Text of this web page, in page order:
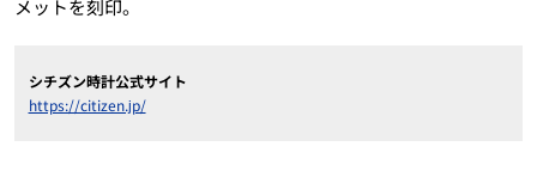
メットを刻印。
シチズン時計公式サイト
https://citizen.jp/